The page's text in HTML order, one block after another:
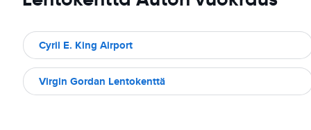
Cyril E. King Airport
Virgin Gordan Lentokenttä